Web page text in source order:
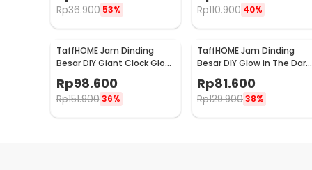
Rp36.900 53% Rp110.900 40%
TaffHOME Jam Dinding
Besar DIY Giant Clock Glow
in The Dark 90-100cm -
DIY-106
Rp98.600
Rp151.900 36%
TaffHOME Jam Dinding
Besar DIY Glow in The Dark
90-100cm - JM-03
Rp81.600
Rp129.90038%